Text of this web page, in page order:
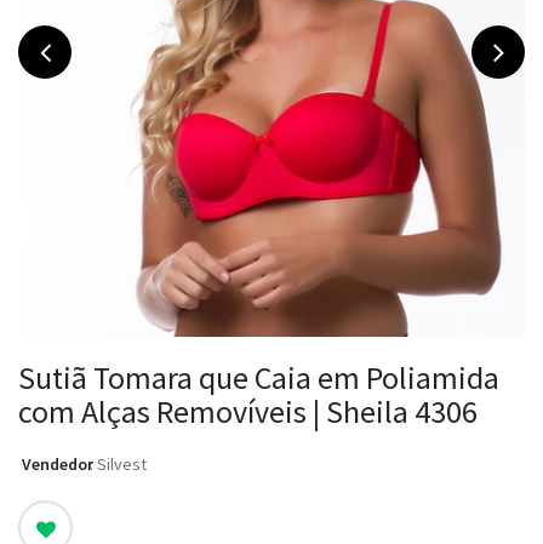
Sutiã Tomara que Caia em Poliamida
com Alças Removíveis | Sheila 4306
Vendedor: Silvest